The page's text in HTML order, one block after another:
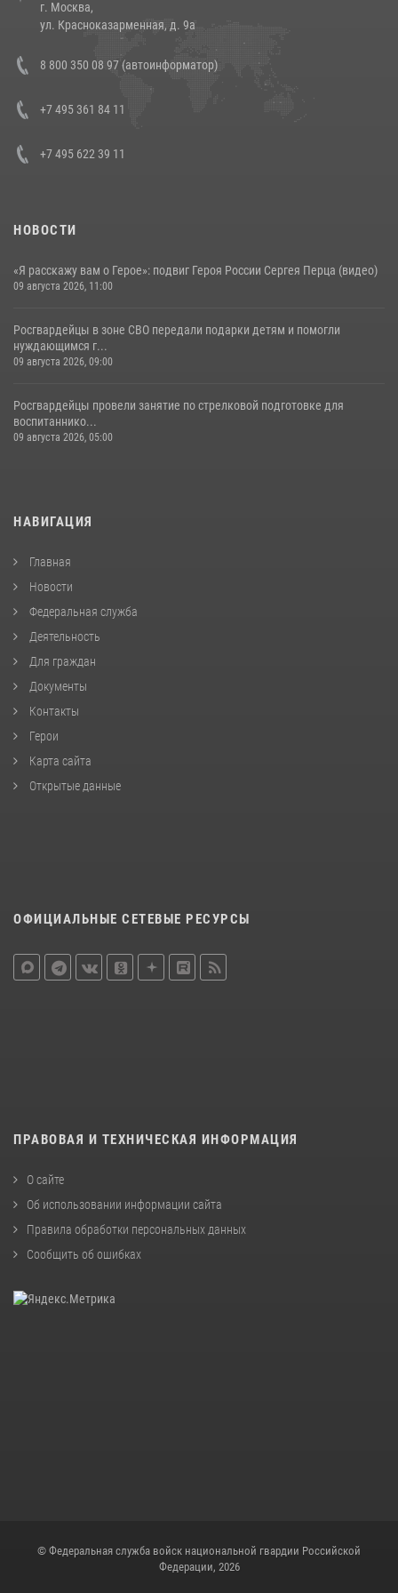
14 июля 2026, 12:20
Состоялась рабочая встреча директора Росгвардии Героя России
генерала армии Виктора Золотова с заместителем полномочного
представителя Президента Российской Федерации в Северо-
Кавказском федеральном округе Виталием Кузнецовым
г. Москва,
ул. Красноказарменная, д. 9а
8 800 350 08 97 (автоинформатор)
+7 495 361 84 11
+7 495 622 39 11
НОВОСТИ
«Я расскажу вам о Герое»: подвиг Героя России Сергея Перца (видео)
09 августа 2026, 11:00
Росгвардейцы в зоне СВО передали подарки детям и помогли
нуждающимся г...
09 августа 2026, 09:00
Росгвардейцы провели занятие по стрелковой подготовке для
воспитаннико...
09 августа 2026, 05:00
НАВИГАЦИЯ
Главная
Новости
Федеральная служба
Деятельность
Для граждан
Документы
Контакты
Герои
Карта сайта
Открытые данные
ОФИЦИАЛЬНЫЕ СЕТЕВЫЕ РЕСУРСЫ
ПРАВОВАЯ И ТЕХНИЧЕСКАЯ ИНФОРМАЦИЯ
О сайте
Об использовании информации сайта
Правила обработки персональных данных
Сообщить об ошибках
© Федеральная служба войск национальной гвардии Российской
Федерации, 2026